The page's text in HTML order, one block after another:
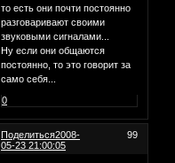
то есть они почти постоянно
разговаривают своими
звуковыми сигналами...
Ну если они общаются
постоянно, то это говорит за
само себя...
0
Поделиться 99
2008-
05-23 21:00:05